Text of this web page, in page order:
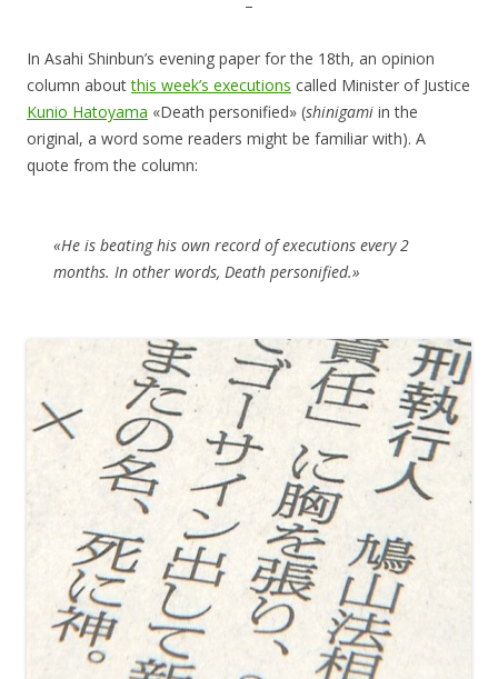
–
In Asahi Shinbun’s evening paper for the 18th, an opinion
column aboutthis week’s executions called Minister of Justice
Kunio Hatoyama «Death personified» (shinigami in the
original, a word some readers might be familiar with). A
quote from the column:
«He is beating his own record of executions every 2
months. In other words, Death personified.»